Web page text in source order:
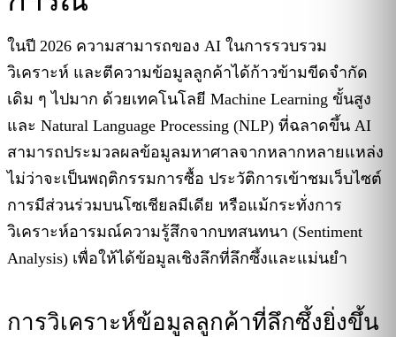
ในปี 2026 ความสามารถของ AI ในการรวบรวม
วิเคราะห์ และตีความข้อมูลลูกค้าได้ก้าวข้ามขีดจำกัด
เดิม ๆ ไปมาก ด้วยเทคโนโลยี Machine Learning ขั้นสูง
และ Natural Language Processing (NLP) ที่ฉลาดขึ้น AI
สามารถประมวลผลข้อมูลมหาศาลจากหลากหลายแหล่ง
ไม่ว่าจะเป็นพฤติกรรมการซื้อ ประวัติการเข้าชมเว็บไซต์
การมีส่วนร่วมบนโซเชียลมีเดีย หรือแม้กระทั่งการ
วิเคราะห์อารมณ์ความรู้สึกจากบทสนทนา (Sentiment
Analysis) เพื่อให้ได้ข้อมูลเชิงลึกที่ลึกซึ้งและแม่นยำ
การวิเคราะห์ข้อมูลลูกค้าที่ลึกซึ้งยิ่งขึ้น